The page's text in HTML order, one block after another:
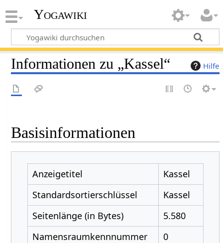
Yogawiki
Hilfe
Informationen zu „Kassel“
Basisinformationen
Anzeigetitel
Kassel
Standardsortierschlüssel
Kassel
Seitenlänge (in Bytes)
5.580
Namensraumkennnummer
0